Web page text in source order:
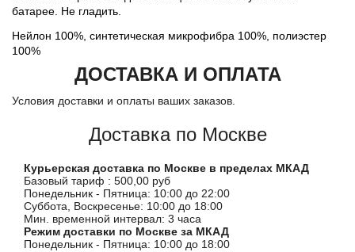
батарее. Не гладить.
Нейлон 100%, синтетическая микрофибра 100%, полиэстер
100%
ДОСТАВКА И ОПЛАТА
Условия доставки и оплаты ваших заказов.
Доставка по Москве
Курьерская доставка по Москве в пределах МКАД
Базовый тариф : 500,00 руб
Понедельник - Пятница: 10:00 до 22:00
Суббота, Воскресенье: 10:00 до 18:00
Мин. временной интервал: 3 часа
Режим доставки по Москве за МКАД
Понедельник - Пятница: 10:00 до 18:00